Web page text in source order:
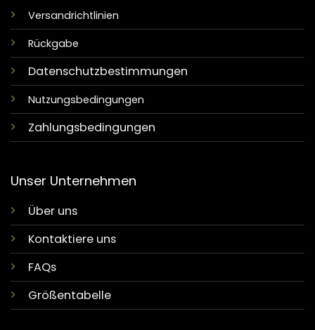
Versandrichtlinien
Rückgabe
Datenschutzbestimmungen
Nutzungsbedingungen
Zahlungsbedingungen
Unser Unternehmen
Über uns
Kontaktiere uns
FAQs
Größentabelle